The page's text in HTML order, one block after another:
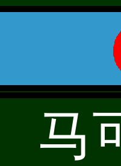
马